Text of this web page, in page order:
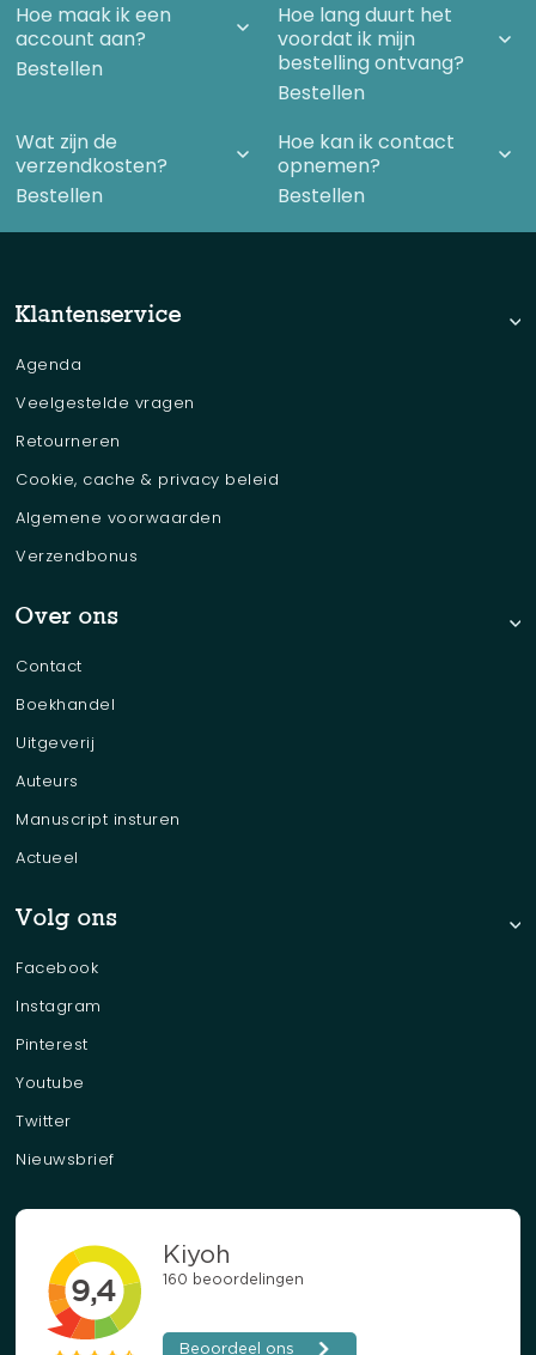
Hoe maak ik een
account aan?
Bestellen
Hoe lang duurt het
voordat ik mijn
bestelling ontvang?
Bestellen
Wat zijn de
verzendkosten?
Bestellen
Hoe kan ik contact
opnemen?
Bestellen
Klantenservice
Agenda
Veelgestelde vragen
Retourneren
Cookie, cache & privacy beleid
Algemene voorwaarden
Verzendbonus
Over ons
Contact
Boekhandel
Uitgeverij
Auteurs
Manuscript insturen
Actueel
Volg ons
Facebook
Instagram
Pinterest
Youtube
Twitter
Nieuwsbrief